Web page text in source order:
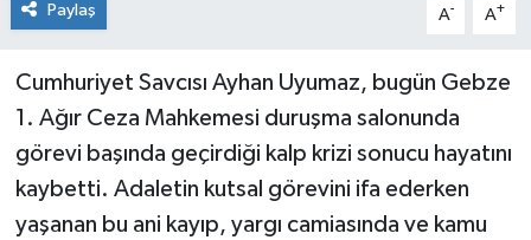
Paylaş A- A+
Cumhuriyet Savcısı Ayhan Uyumaz, bugün Gebze
1. Ağır Ceza Mahkemesi duruşma salonunda
görevi başında geçirdiği kalp krizi sonucu hayatını
kaybetti. Adaletin kutsal görevini ifa ederken
yaşanan bu ani kayıp, yargı camiasında ve kamu